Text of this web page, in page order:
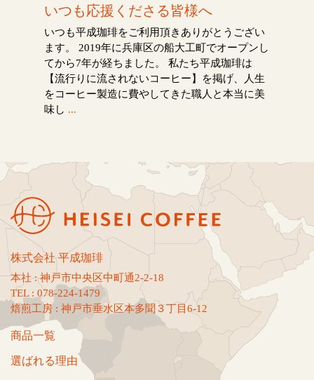
いつも応援くださる皆様へ
いつも平成珈琲をご利用頂きありがとうござい
ます。 2019年に兵庫区の船大工町でオープンし
てから7年が経ちました。 私たち平成珈琲は
【流行りに流されないコーヒー】を掲げ、人生
をコーヒー製造に費やしてきた職人と本当に美
味し ...
株式会社 平成珈琲
本社 : 神戸市中央区中町通2-2-18
TEL : 078-224-1479
焙煎工房 : 神戸市垂水区本多聞３丁目6-12
商品一覧
選ばれる理由